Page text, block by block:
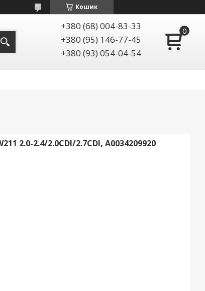
Кошик
+380 (68) 004-83-33
+380 (95) 146-77-45
+380 (93) 054-04-54
2.0-2.4/2.0CDI/2.7CDI, A0034209920